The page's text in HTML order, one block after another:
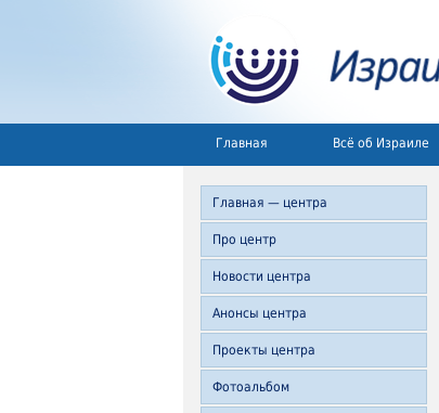
Главная Всё об Израиле
Главная — центра
Про центр
Новости центра
Анонсы центра
Проекты центра
Фотоальбом